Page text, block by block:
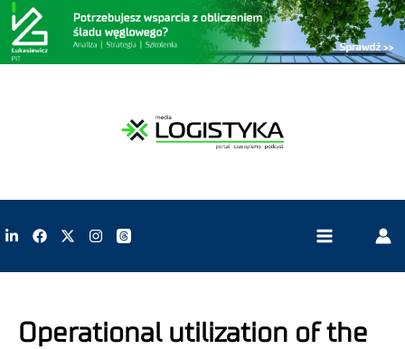
Operational utilization of the